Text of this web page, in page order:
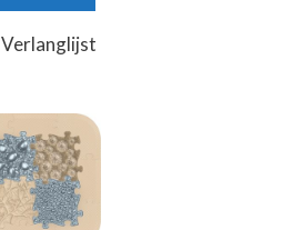
Verlanglijst